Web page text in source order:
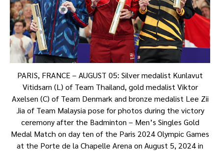
PARIS, FRANCE – AUGUST 05: Silver medalist Kunlavut
Vitidsarn (L) of Team Thailand, gold medalist Viktor
Axelsen (C) of Team Denmark and bronze medalist Lee Zii
Jia of Team Malaysia pose for photos during the victory
ceremony after the Badminton – Men’s Singles Gold
Medal Match on day ten of the Paris 2024 Olympic Games
at the Porte de la Chapelle Arena on August 5, 2024 in